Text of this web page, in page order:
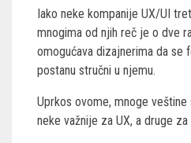
Iako neke kompanije UX/UI
mnogima od njih reč je o dve
omogućava dizajnerima da se
postanu stručni u njemu.
Uprkos ovome, mnoge veštine
neke važnije za UX, a druge za